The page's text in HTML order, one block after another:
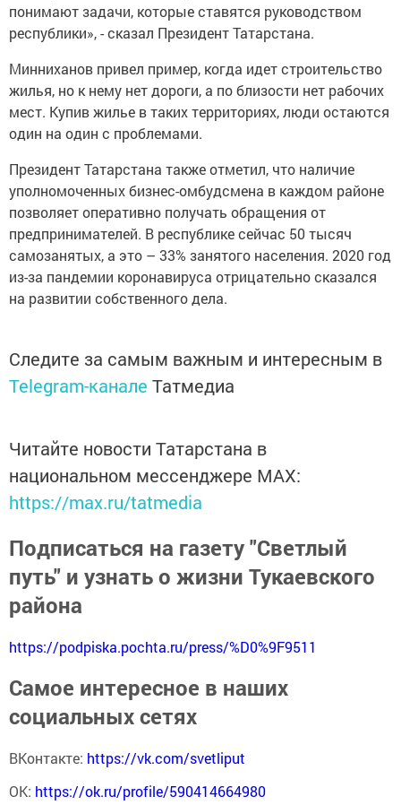
понимают задачи, которые ставятся руководством
республики», - сказал Президент Татарстана.
Минниханов привел пример, когда идет строительство
жилья, но к нему нет дороги, а по близости нет рабочих
мест. Купив жилье в таких территориях, люди остаются
один на один с проблемами.
Президент Татарстана также отметил, что наличие
уполномоченных бизнес-омбудсмена в каждом районе
позволяет оперативно получать обращения от
предпринимателей. В республике сейчас 50 тысяч
самозанятых, а это – 33% занятого населения. 2020 год
из-за пандемии коронавируса отрицательно сказался
на развитии собственного дела.
Следите за самым важным и интересным в
Telegram-канале Татмедиа
Читайте новости Татарстана в
национальном мессенджере MАХ:
https://max.ru/tatmedia
Подписаться на газету "Светлый
путь" и узнать о жизни Тукаевского
района
https://podpiska.pochta.ru/press/%D0%9F9511
Самое интересное в наших
социальных сетях
ВКонтакте: https://vk.com/svetliput
ОК: https://ok.ru/profile/590414664980